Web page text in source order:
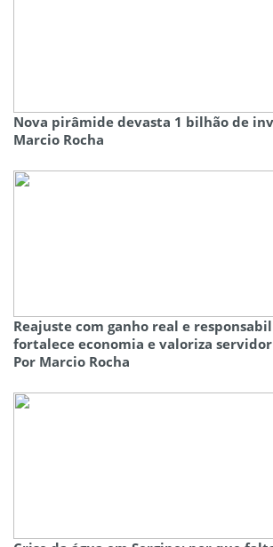
Nova pirâmide devasta 1 bilhão de
Marcio Rocha
Reajuste com ganho real e
fortalece economia e valoriza
Por Marcio Rocha